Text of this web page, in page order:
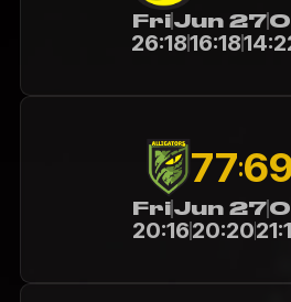
FriJun 27
26:1816:18
77:
FriJun 27
20:1620:20